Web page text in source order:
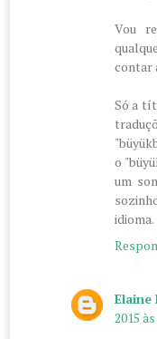
Vou
contar
Só a
o
um
idioma.
Elaine
2015